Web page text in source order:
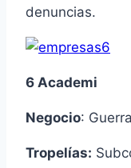
denuncias.
6 Academi
Negocio:
Tropelías: